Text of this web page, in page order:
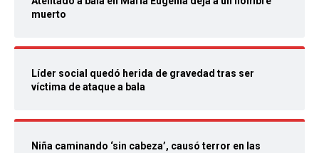
muerto
Líder social quedó herida de gravedad tras ser
víctima de ataque a bala
Niña caminando ‘sin cabeza’, causó terror en las